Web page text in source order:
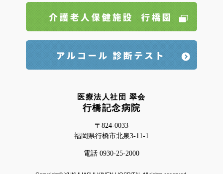
医療法人社団 翠会
行橋記念病院
〒824-0033
福岡県行橋市北泉3-11-1
電話 0930-25-2000